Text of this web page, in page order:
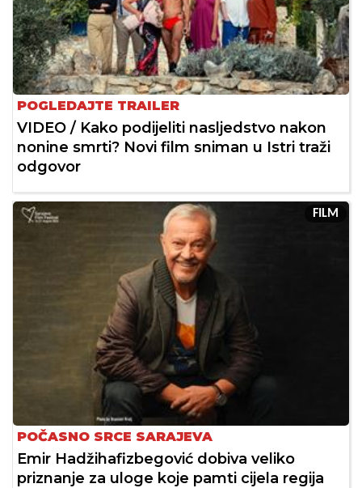
POGLEDAJTE TRAILER
VIDEO / Kako podijeliti nasljedstvo nakon
nonine smrti? Novi film sniman u Istri traži
odgovor
FILM
POČASNO SRCE SARAJEVA
Emir Hadžihafizbegović dobiva veliko
priznanje za uloge koje pamti cijela regija